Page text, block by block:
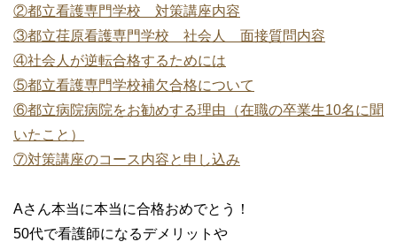
②都立看護専門学校 対策講座内容
③都立荏原看護専門学校 社会人 面接質問内容
④社会人が逆転合格するためには
⑤都立看護専門学校補欠合格について
⑥都立病院病院をお勧めする理由（在職の卒業生10名に聞
いたこと）
⑦対策講座のコース内容と申し込み
Aさん本当に本当に合格おめでとう！
50代で看護師になるデメリットや